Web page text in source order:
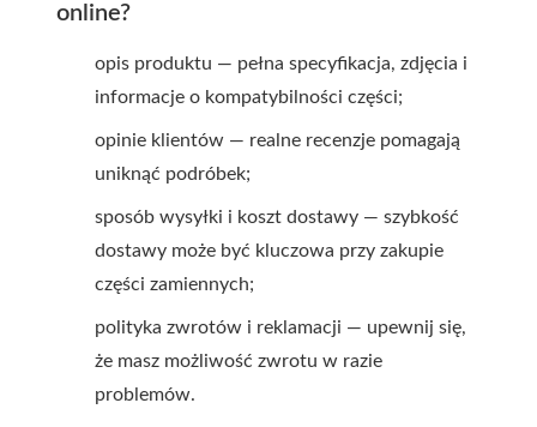
online?
opis produktu — pełna specyfikacja, zdjęcia i
informacje o kompatybilności części;
opinie klientów — realne recenzje pomagają
uniknąć podróbek;
sposób wysyłki i koszt dostawy — szybkość
dostawy może być kluczowa przy zakupie
części zamiennych;
polityka zwrotów i reklamacji — upewnij się,
że masz możliwość zwrotu w razie
problemów.